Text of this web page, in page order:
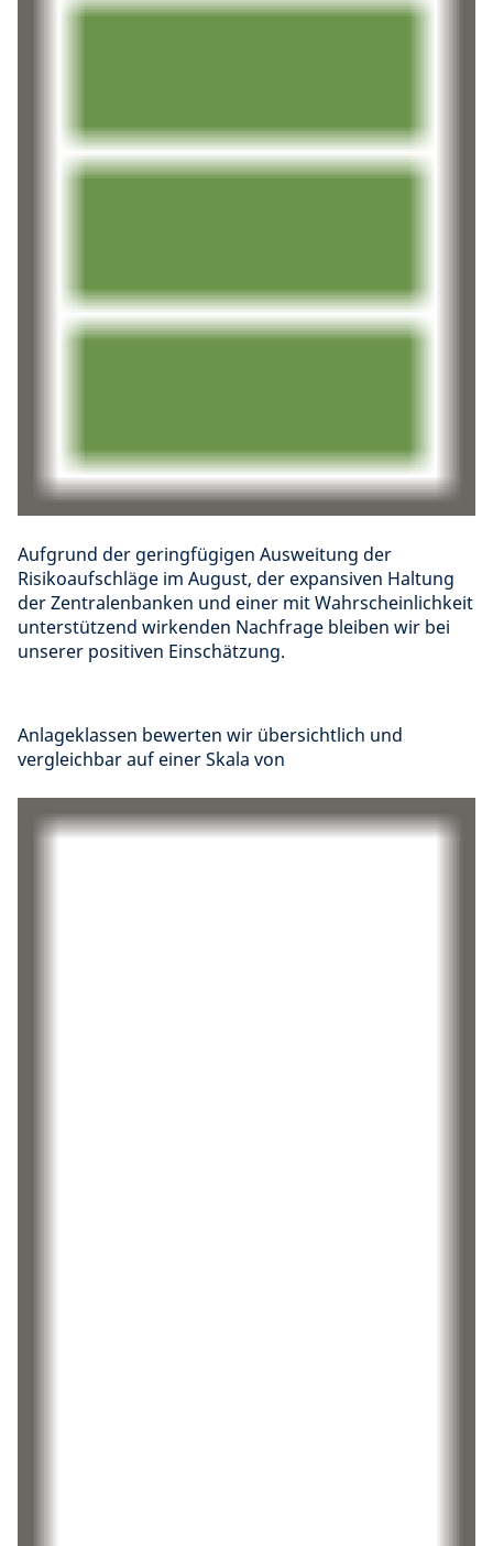
Aufgrund der geringfügigen Ausweitung der
Risikoaufschläge im August, der expansiven Haltung
der Zentralenbanken und einer mit Wahrscheinlichkeit
unterstützend wirkenden Nachfrage bleiben wir bei
unserer positiven Einschätzung.
Anlageklassen bewerten wir übersichtlich und
vergleichbar auf einer Skala von